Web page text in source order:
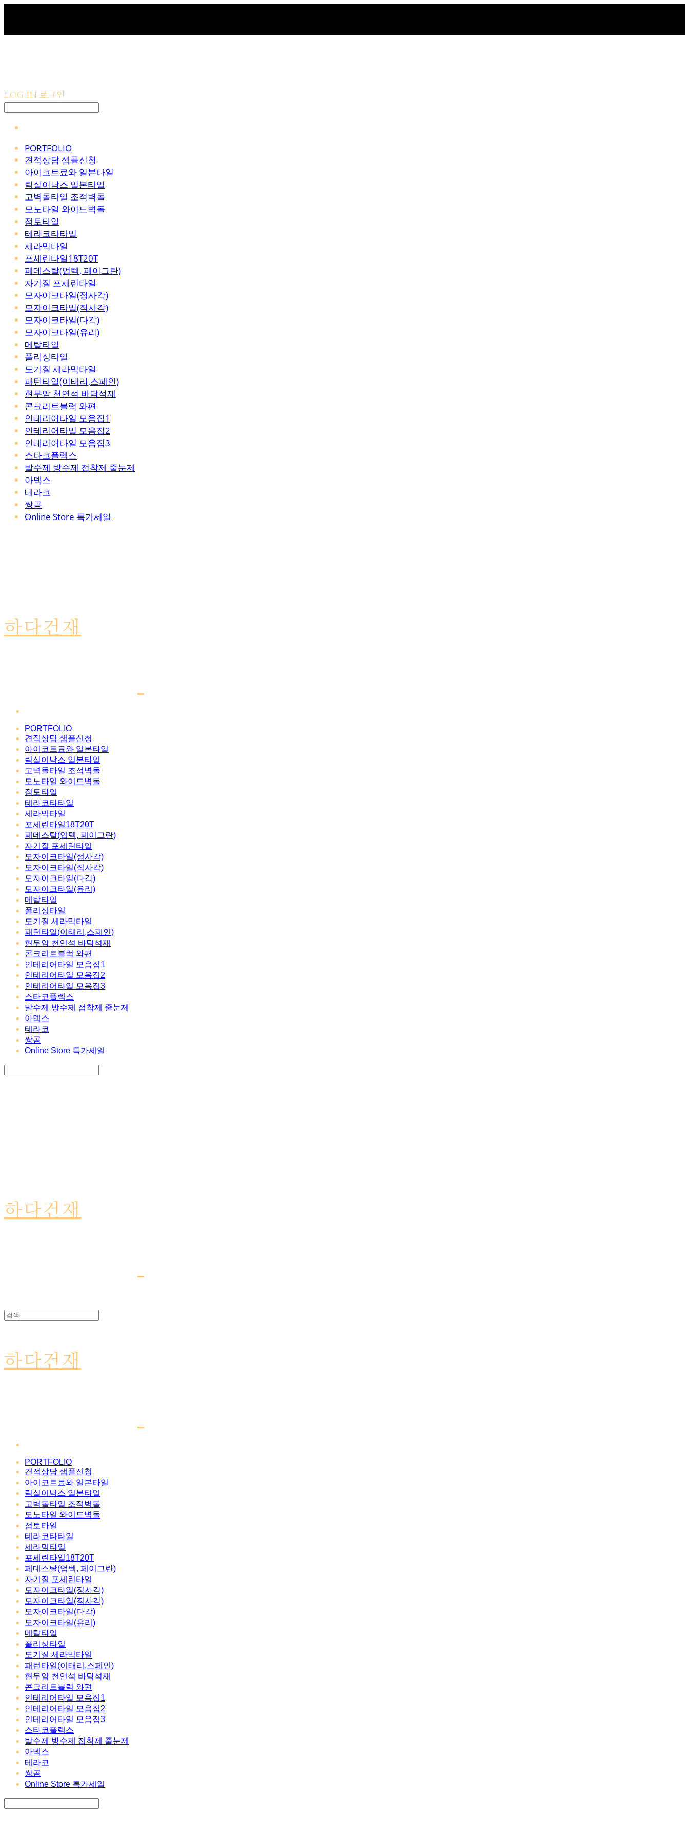
LOG IN 로그인
PORTFOLIO
견적상담 샘플신청
아이코트료와 일본타일
릭실이낙스 일본타일
고벽돌타일 조적벽돌
모노타일 와이드벽돌
점토타일
테라코타타일
세라믹타일
포세린타일18T20T
페데스탈(업텍, 페이그란)
자기질 포세린타일
모자이크타일(정사각)
모자이크타일(직사각)
모자이크타일(다각)
모자이크타일(유리)
메탈타일
폴리싱타일
도기질 세라믹타일
패턴타일(이태리,스페인)
현무암 천연석 바닥석재
콘크리트블럭 와편
인테리어타일 모음집1
인테리어타일 모음집2
인테리어타일 모음집3
스타코플렉스
발수제 방수제 접착제 줄눈제
아덱스
테라코
쌍곰
Online Store 특가세일
하다건재
PORTFOLIO
견적상담 샘플신청
아이코트료와 일본타일
릭실이낙스 일본타일
고벽돌타일 조적벽돌
모노타일 와이드벽돌
점토타일
테라코타타일
세라믹타일
포세린타일18T20T
페데스탈(업텍, 페이그란)
자기질 포세린타일
모자이크타일(정사각)
모자이크타일(직사각)
모자이크타일(다각)
모자이크타일(유리)
메탈타일
폴리싱타일
도기질 세라믹타일
패턴타일(이태리,스페인)
현무암 천연석 바닥석재
콘크리트블럭 와편
인테리어타일 모음집1
인테리어타일 모음집2
인테리어타일 모음집3
스타코플렉스
발수제 방수제 접착제 줄눈제
아덱스
테라코
쌍곰
Online Store 특가세일
하다건재
하다건재
PORTFOLIO
견적상담 샘플신청
아이코트료와 일본타일
릭실이낙스 일본타일
고벽돌타일 조적벽돌
모노타일 와이드벽돌
점토타일
테라코타타일
세라믹타일
포세린타일18T20T
페데스탈(업텍, 페이그란)
자기질 포세린타일
모자이크타일(정사각)
모자이크타일(직사각)
모자이크타일(다각)
모자이크타일(유리)
메탈타일
폴리싱타일
도기질 세라믹타일
패턴타일(이태리,스페인)
현무암 천연석 바닥석재
콘크리트블럭 와편
인테리어타일 모음집1
인테리어타일 모음집2
인테리어타일 모음집3
스타코플렉스
발수제 방수제 접착제 줄눈제
아덱스
테라코
쌍곰
Online Store 특가세일